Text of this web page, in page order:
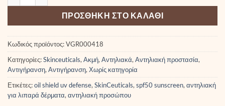
ΠΡΟΣΘΉΚΗ ΣΤΟ ΚΑΛΆΘΙ
Κωδικός προϊόντος:VGR000418
Κατηγορίες:Skinceuticals, Ακμή, Αντηλιακά, Αντηλιακή προστασία,
Αντιγήρανση, Αντιγήρανση, Χωρίς κατηγορία
Ετικέτες:oil shield uv defense, SkinCeuticals, spf50 sunscreen, αντηλιακή
για λιπαρά δέρματα, αντηλιακή προσώπου